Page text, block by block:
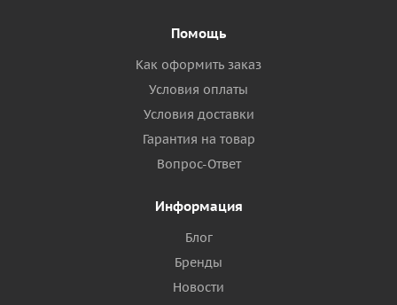
Помощь
Как оформить заказ
Условия оплаты
Условия доставки
Гарантия на товар
Вопрос-Ответ
Информация
Блог
Бренды
Новости